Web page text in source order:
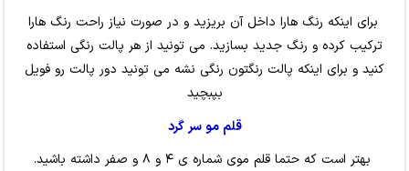
برای اینکه رنگ هارا داخل آن بریزید و در صورت نیاز راحت رنگ هارا
ترکیب کرده و رنگ جدید بسازید. می تونید از هر پالت رنگی استفاده
کنید و برای اینکه پالت رنگتون رنگی نشه می تونید دور پالت رو فویل
بپبچید
قلم مو سر گرد
بهتر است که حتما قلم موی شماره ی ۴ و ۸ و صفر داشته باشید.